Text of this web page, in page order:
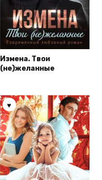
Измена. Твои
(не)желанные